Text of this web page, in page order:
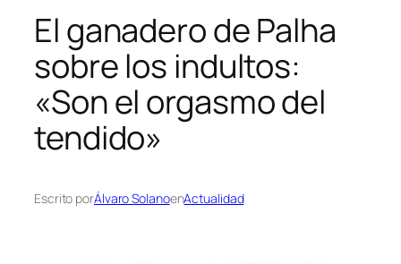
El ganadero de Palha
sobre los indultos:
«Son el orgasmo del
tendido»
Escrito porÁlvaro SolanoenActualidad